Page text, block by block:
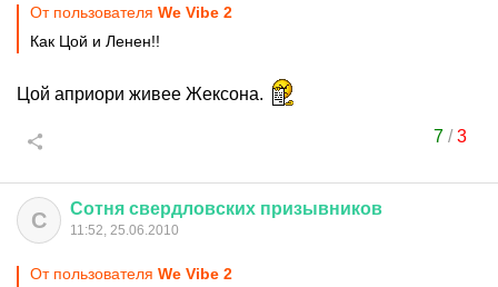
От пользователя We Vibe 2
Как Цой и Ленен!!
Цой априори живее Жексона.
7/3
С Сотня свердловских призывников
11:52, 25.06.2010
От пользователя We Vibe 2